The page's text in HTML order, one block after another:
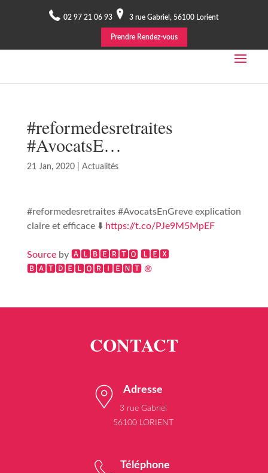
02 97 21 06 93 3 rue Gabriel, 56100 Lorient
Prendre Rendez-vous
#reformedesretraites
#AvocatsE…
21 Jan, 2020| Actualités
#reformedesretraites #AvocatsEnGreve explication
claire et efficace ⬇️ https://t.co/PJe9M5MpEF
Sourceby 🅰🅻🅱🅴🆁🆃🅾 🅻🅴🆇
🅱🅰🆃🅳🅴🅻🅾🆁🅸🅴🅽🆃 ®
Adresse
3 rue Gabriel
56100 LORIENT
Téléphone